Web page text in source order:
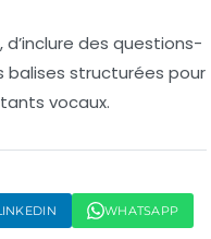
d’inclure des questions-
balises structurées pour
vocaux.
WHATSAPP